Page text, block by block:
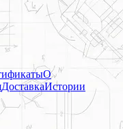
О
ДоставкаИстории